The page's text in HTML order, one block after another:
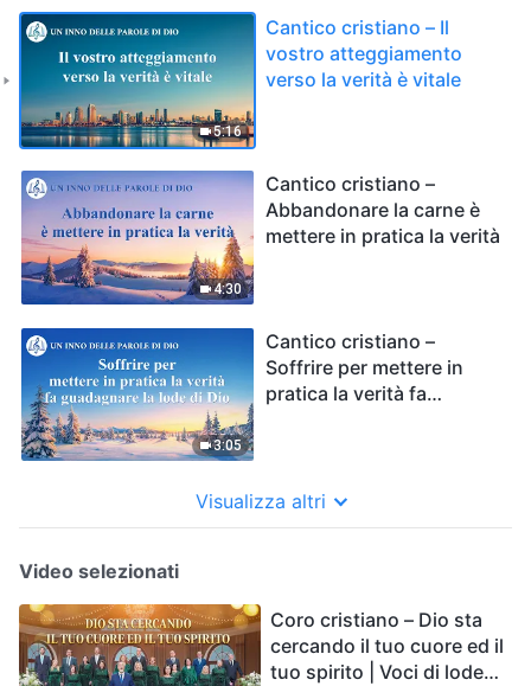
5:16
Cantico cristiano – Il
vostro atteggiamento
verso la verità è vitale
4:30
Cantico cristiano –
Abbandonare la carne è
mettere in pratica la verità
3:05
Cantico cristiano –
Soffrire per mettere in
pratica la verità fa
Visualizza altri
Video selezionati
Coro cristiano – Dio sta
cercando il tuo cuore ed il
tuo spirito | Voci di lode